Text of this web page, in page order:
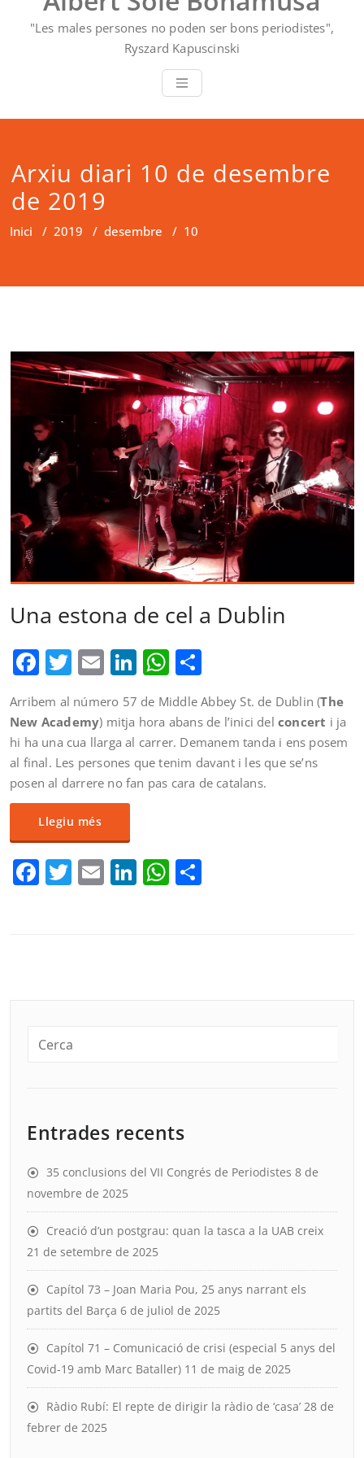
"Les males persones no poden ser bons periodistes",
Ryszard Kapuscinski
Arxiu diari 10 de desembre
de 2019
Inici / 2019 / desembre / 10
Una estona de cel a Dublin
Facebook
Twitter
EmailLinkedIn
WhatsApp
Arribem al número 57 de Middle Abbey St. de Dublin (The
New Academy) mitja hora abans de l’inici delconcert i ja
hi ha una cua llarga al carrer. Demanem tanda i ens posem
al final. Les persones que tenim davant i les que se’ns
posen al darrere no fan pas cara de catalans.
Llegiu més
Facebook
Twitter
EmailLinkedIn
WhatsApp
Entrades recents
35 conclusions del VII Congrés de Periodistes 8 de
novembre de 2025
Creació d’un postgrau: quan la tasca a la UAB creix
21 de setembre de 2025
Capítol 73 – Joan Maria Pou, 25 anys narrant els
partits del Barça 6 de juliol de 2025
Capítol 71 – Comunicació de crisi (especial 5 anys del
Covid-19 amb Marc Bataller) 11 de maig de 2025
Ràdio Rubí: El repte de dirigir la ràdio de ‘casa’ 28 de
febrer de 2025